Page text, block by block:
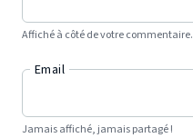
Affiché à côté de votre commentaire.
Email
Jamais affiché, jamais partagé !